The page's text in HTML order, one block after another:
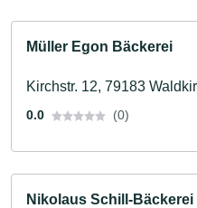
Müller Egon Bäckerei
Kirchstr. 12, 79183
0.0 (0)
Nikolaus Schill-